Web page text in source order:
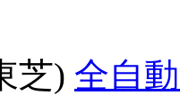
芝) 全自